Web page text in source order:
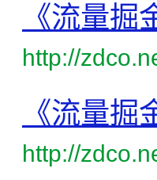
《流量
http://
《流量
http://